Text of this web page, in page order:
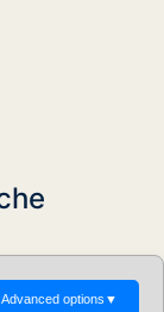
Advanced options ▼